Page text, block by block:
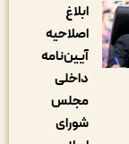
ابلاغ
اصلاحیه
آیین‌نامه